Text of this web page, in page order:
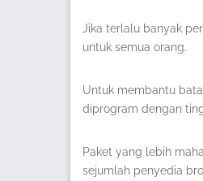
Jika terlalu banyak
untuk semua orang.
Untuk membantu
diprogram dengan
Paket yang lebih
sejumlah penyedia